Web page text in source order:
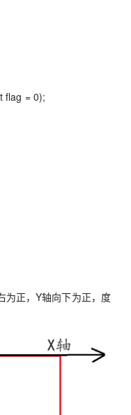
flag = 0);
为正，Y轴向下为正，度